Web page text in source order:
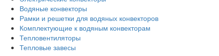
Водяные конвекторы
Рамки и решетки для водяных конвекторов
Комплектующие к водяным конвекторам
Тепловентиляторы
Тепловые завесы